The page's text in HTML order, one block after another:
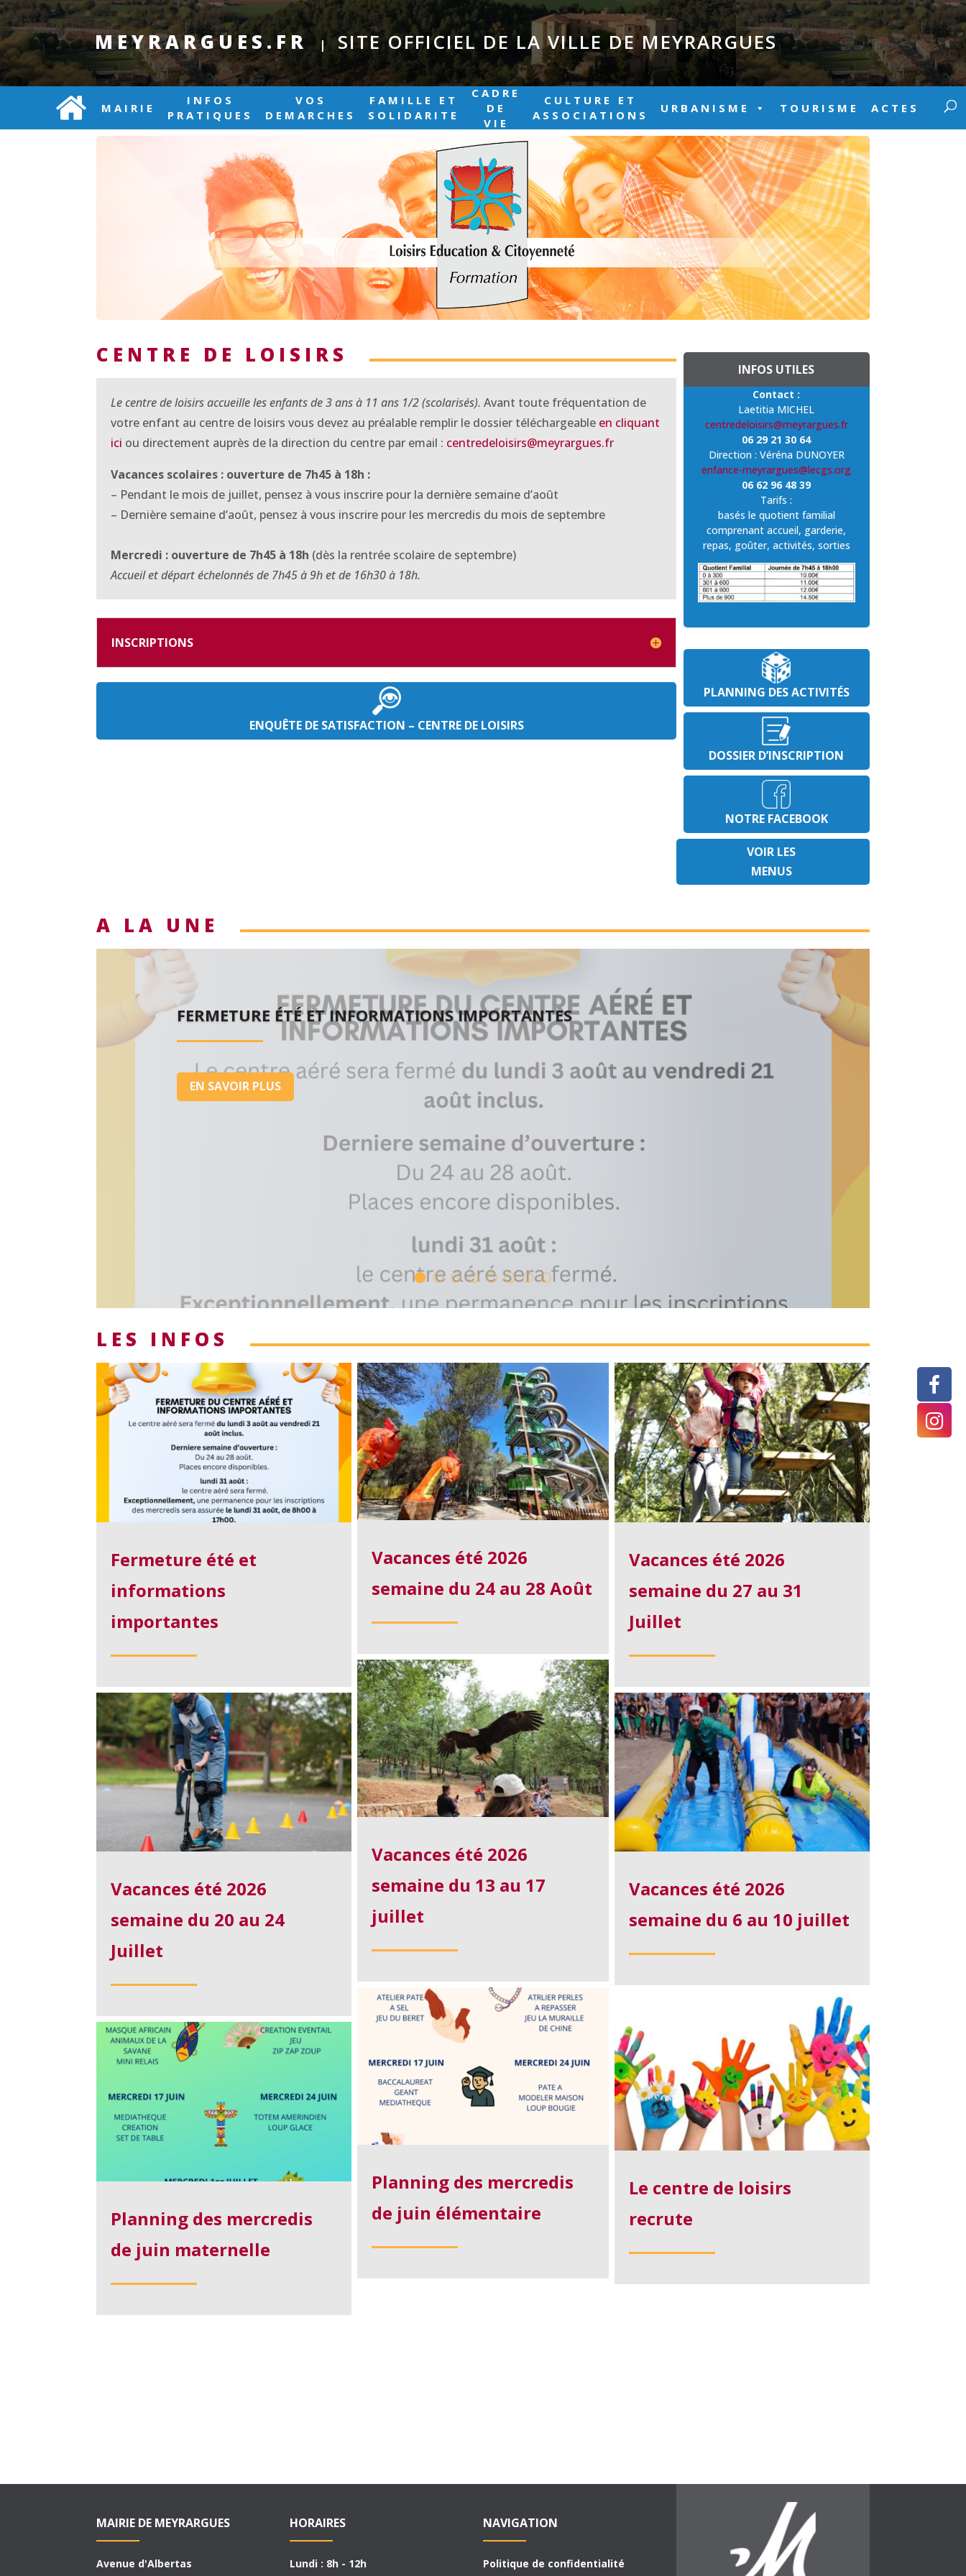
MEYRARGUES.FR | SITE OFFICIEL DE LA VILLE DE MEYRARGUES
MAIRIE
INFOS
PRATIQUES
VOS
DEMARCHES
FAMILLE ET
SOLIDARITE
CADRE
DE
VIE
CULTURE ET
ASSOCIATIONS
URBANISME TOURISME ACTES
CENTRE DE LOISIRS
Le centre de loisirs accueille les enfants de 3 ans à 11 ans 1/2 (scolarisés).Avant toute fréquentation de
votre enfant au centre de loisirs vous devez au préalable remplir le dossier téléchargeable en cliquant
ici ou directement auprès de la direction du centre par email : centredeloisirs@meyrargues.fr
Vacances scolaires : ouverture de 7h45 à 18h :
– Pendant le mois de juillet, pensez à vous inscrire pour la dernière semaine d’août
– Dernière semaine d’août, pensez à vous inscrire pour les mercredis du mois de septembre
Mercredi : ouverture de 7h45 à 18h (dès la rentrée scolaire de septembre)
Accueil et départ échelonnés de 7h45 à 9h et de 16h30 à 18h.
INSCRIPTIONS
ENQUÊTE DE SATISFACTION – CENTRE DE LOISIRS
INFOS UTILES
Contact :
Laetitia MICHEL
centredeloisirs@meyrargues.fr
06 29 21 30 64
Direction : Véréna DUNOYER
enfance-meyrargues@lecgs.org
06 62 96 48 39
Tarifs :
basés le quotient familial
comprenant accueil, garderie,
repas, goûter, activités, sorties
PLANNING DES ACTIVITÉS
DOSSIER D’INSCRIPTION
NOTRE FACEBOOK
VOIR LES
MENUS
A LA UNE
FERMETURE ÉTÉ ET INFORMATIONS IMPORTANTES
EN SAVOIR PLUS
LES INFOS
Fermeture été et
informations
importantes
Vacances été 2026
semaine du 20 au 24
Juillet
Planning des mercredis
de juin maternelle
Vacances été 2026
semaine du 24 au 28 Août
Vacances été 2026
semaine du 13 au 17
juillet
Planning des mercredis
de juin élémentaire
Vacances été 2026
semaine du 27 au 31
Juillet
Vacances été 2026
semaine du 6 au 10 juillet
Le centre de loisirs
recrute
MAIRIE DE MEYRARGUES
Avenue d'Albertas
HORAIRES
Lundi : 8h - 12h
NAVIGATION
Politique de confidentialité